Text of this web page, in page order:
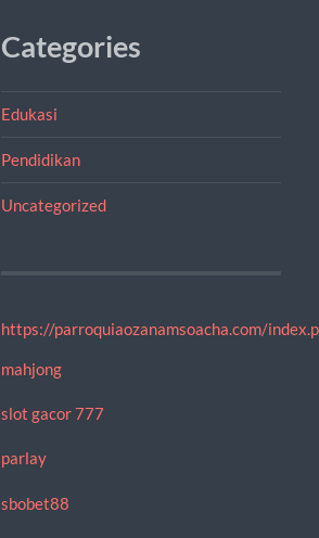
Categories
Edukasi
Pendidikan
Uncategorized
https://parroquiaozanamsoacha.com/
mahjong
slot gacor 777
parlay
sbobet88